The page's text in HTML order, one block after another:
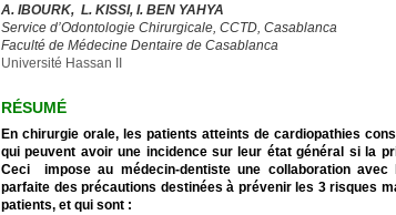
A. IBOURK, L. KISSI, I. BEN YAHYA
Service d’Odontologie Chirurgicale, CCTD, Casablanca
Faculté de Médecine Dentaire de Casablanca
Université Hassan II
RÉSUMÉ
En chirurgie orale, les patients atteints de cardiopathies
qui peuvent avoir une incidence sur leur état général si la
Ceci impose au médecin-dentiste une collaboration avec
parfaite des précautions destinées à prévenir les 3 risques
patients, et qui sont :